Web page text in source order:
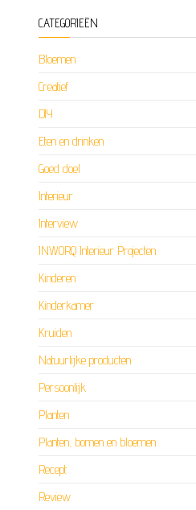
CATEGORIEËN
Bloemen
Creatief
DIY
Eten en drinken
Goed doel
Interieur
Interview
INWORQ Interieur Projecten
Kinderen
Kinderkamer
Kruiden
Natuurlijke producten
Persoonlijk
Planten
Planten, bomen en bloemen
Recept
Review